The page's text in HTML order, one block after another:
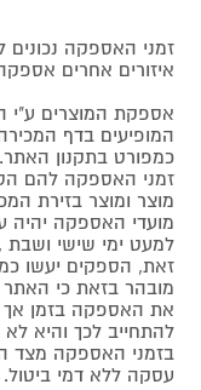
זמני האספקה נכונים
איזורים אחרים אספקה עד 14 ימי
אספקת המוצרים
המופיעים בדף
כמפורט בתקנון האתר.
זמני האספקה להם
מוצר ומוצר בזירת
מועדי האספקה יהיה
למעט ימי שישי ושבת
זאת, הספקים יעשו
מובהר בזאת כי
את האספקה בזמן אך
להתחייב לכך והיא
בזמני האספקה מצד
עסקה ללא דמי ביטול.